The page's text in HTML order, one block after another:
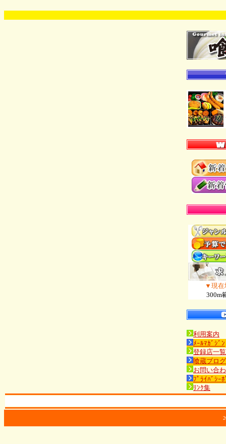
▼現在
300m
利用案内
ﾒｰﾙﾏｶﾞｼﾞﾝ
登録店一覧
喰蔵ブログ
お問い合
ﾌﾟﾗｲﾊﾞｼｰ
ﾘﾝｸ集